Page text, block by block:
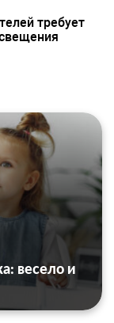
требует
весело и